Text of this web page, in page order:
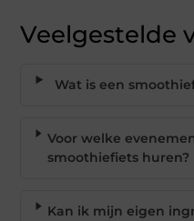
Veelgestelde
Wat is een
Voor welke
smoothiefiets huren?
Kan ik mijn eigen